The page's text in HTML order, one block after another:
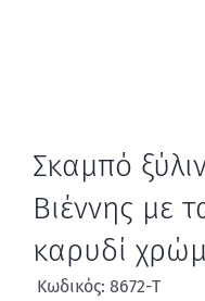
Σκαμπό
Βιέννης με
καρυδί
Κωδικός: 8672-Τ